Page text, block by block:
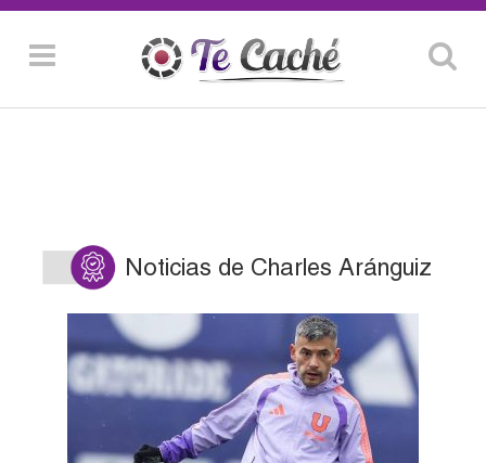
Noticias de Charles Aránguiz